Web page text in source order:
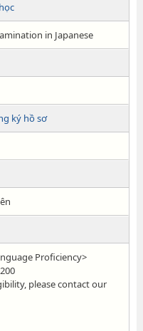
in Japanese
ký hồ sơ
Proficiency>
please contact our